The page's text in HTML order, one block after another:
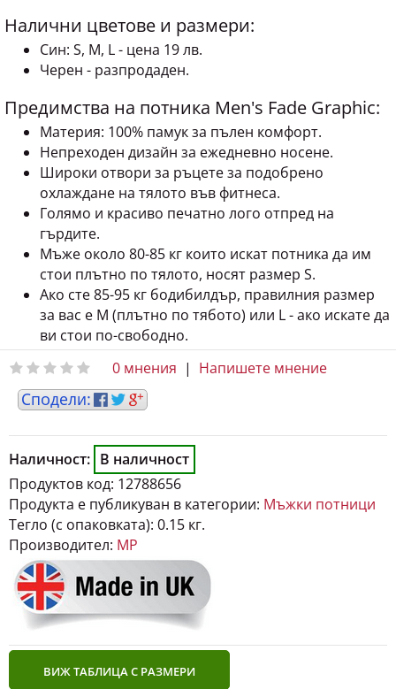
Налични цветове и размери:
Син: S, M, L - цена 19 лв.
Черен - разпродаден.
Предимства на потника Men's Fade Graphic:
Материя: 100% памук за пълен комфорт.
Непреходен дизайн за ежедневно носене.
Широки отвори за ръцете за подобрено
охлаждане на тялото във фитнеса.
Голямо и красиво печатно лого отпред на
гърдите.
Мъже около 80-85 кг които искат потника да им
стои плътно по тялото, носят размер S.
Ако сте 85-95 кг бодибилдър, правилния размер
за вас е M (плътно по тябото) или L - ако искате да
ви стои по-свободно.
0 мнения | Напишете мнение
Наличност: В наличност
Продуктов код: 12788656
Продукта е публикуван в категории: Мъжки потници
Тегло (с опаковката): 0.15 кг.
Производител: MP
ВИЖ ТАБЛИЦА С РАЗМЕРИ